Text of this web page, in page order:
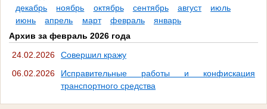
декабрь
ноябрь октябрь сентябрь август
июль
июнь
апрель март февраль
январь
Архив за февраль 2026 года
24.02.2026
Совершил кражу
06.02.2026
Исправительные работы и конфискация
транспортного средства